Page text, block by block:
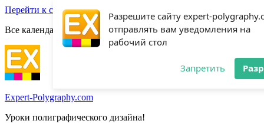
Разрешите сайту expert-
отправлять вам уведомления на
рабочий стол
Запретить
Перейти к содержимому
Все календари 2022: Посмотреть шаблоны!
Expert-Polygraphy.com
Уроки полиграфического дизайна!